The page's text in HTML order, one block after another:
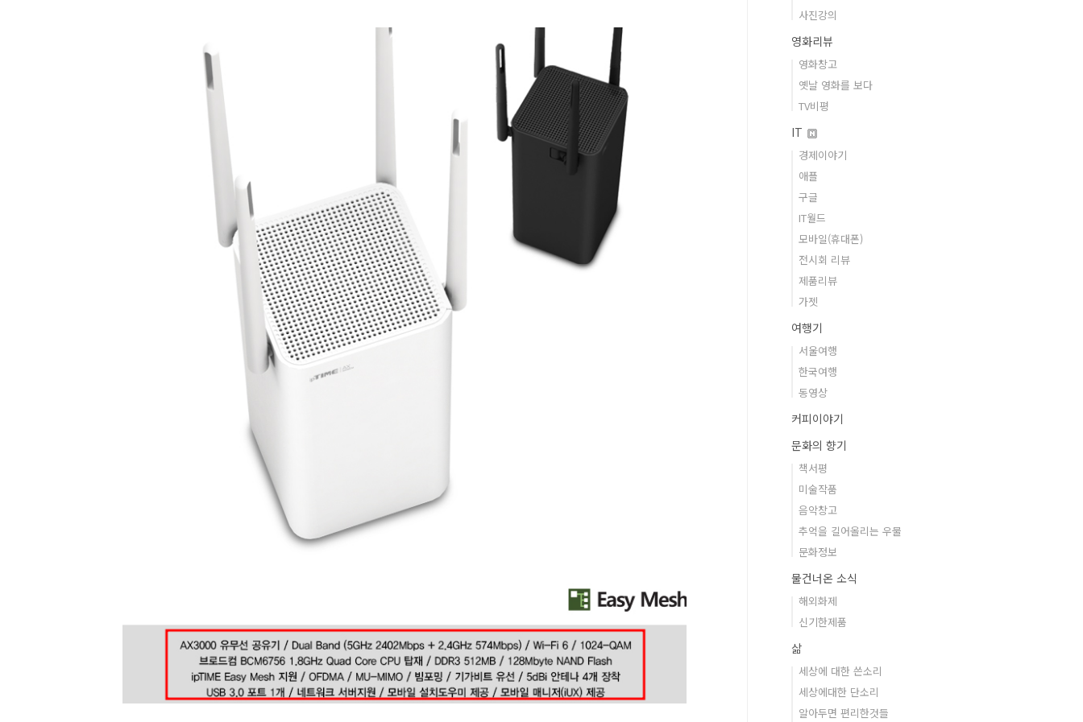
사진강의
영화리뷰
영화창고
옛날 영화를 보다
TV비평
IT
경제이야기
애플
구글
IT월드
모바일(휴대폰)
전시회 리뷰
제품리뷰
가젯
여행기
서울여행
한국여행
동영상
커피이야기
문화의 향기
책서평
미술작품
음악창고
추억을 길어올리는 우물
문화정보
물건너온 소식
해외화제
신기한제품
삶
세상에 대한 쓴소리
세상에대한 단소리
알아두면 편리한것들